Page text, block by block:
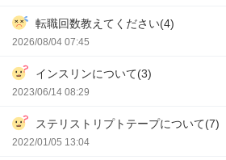
転職回数教えてください(4)
2026/08/04 07:45
インスリンについて(3)
2023/06/14 08:29
ステリストリプトテープについて(7)
2022/01/05 13:04